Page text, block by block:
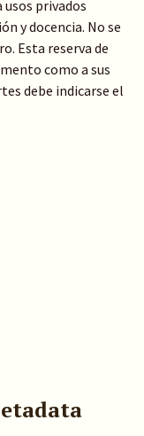
privados
y docencia. No se
Esta reserva de
como a sus
debe indicarse el